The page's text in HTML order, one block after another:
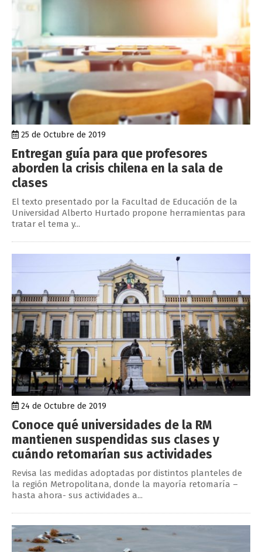
25 de Octubre de 2019
Entregan guía para que profesores
aborden la crisis chilena en la sala de
clases
El texto presentado por la Facultad de Educación de la
Universidad Alberto Hurtado propone herramientas para
tratar el tema y...
24 de Octubre de 2019
Conoce qué universidades de la RM
mantienen suspendidas sus clases y
cuándo retomarían sus actividades
Revisa las medidas adoptadas por distintos planteles de
la región Metropolitana, donde la mayoría retomaría –
hasta ahora- sus actividades a...